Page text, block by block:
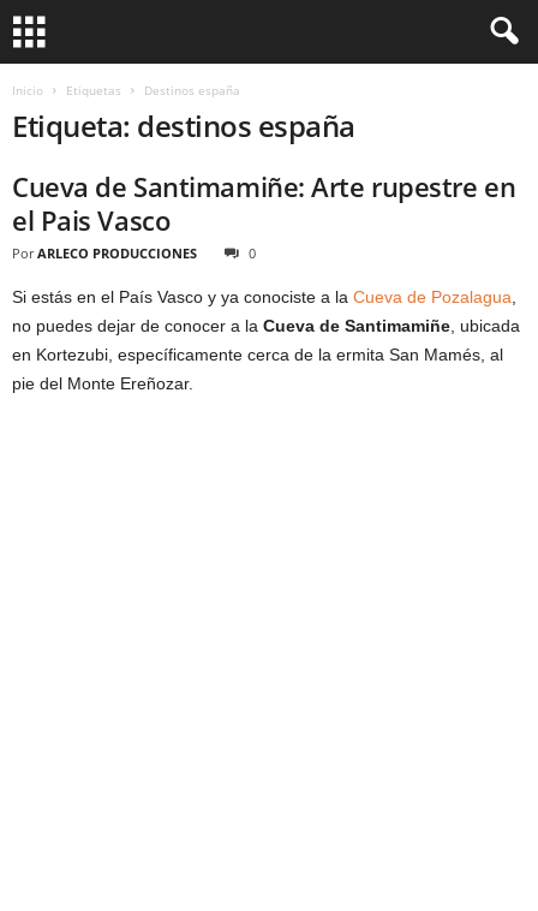
Inicio Etiquetas Destinos españa
Etiqueta: destinos españa
Cueva de Santimamiñe: Arte rupestre en
el Pais Vasco
Por ARLECO PRODUCCIONES 0
Si estás en el País Vasco y ya conociste a la Cueva de Pozalagua
no puedes dejar de conocer a la Cueva de Santimamiñe , ubicada
en Kortezubi, específicamente cerca de la ermita San Mamés, al
pie del Monte Ereñozar.